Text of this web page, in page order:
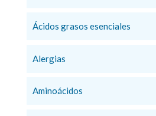
Ácidos grasos esenciales
Alergias
Aminoácidos